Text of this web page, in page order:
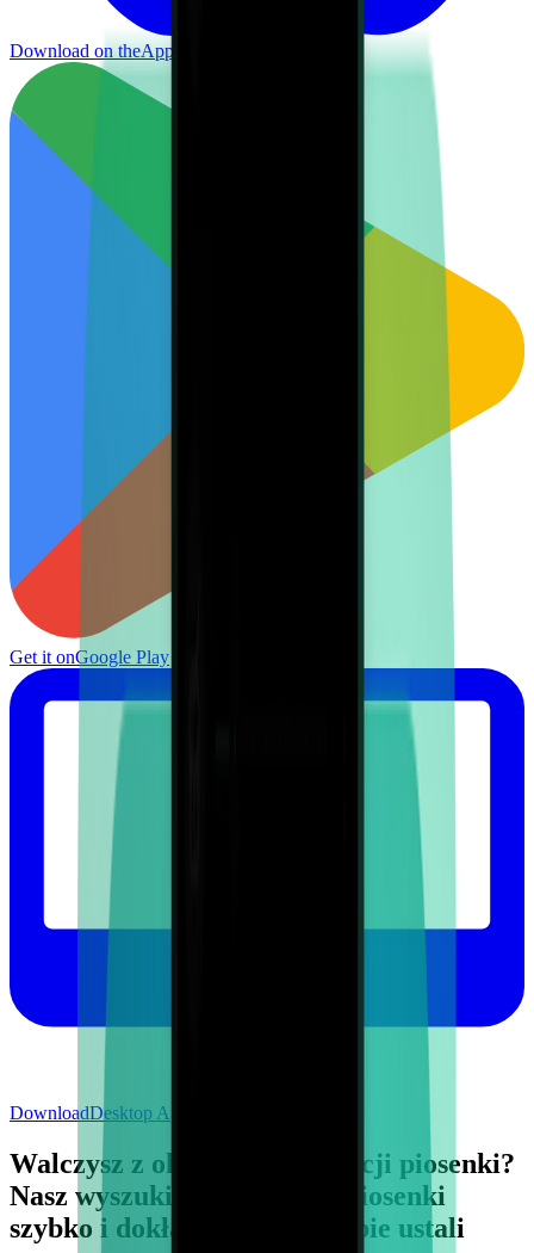
Download on theApp Store
Get it onGoogle Play
DownloadDesktop App
Walczysz z określeniem tonacji piosenki?
Nasz wyszukiwarka klucza piosenki
szybko i dokładnie to dla ciebie ustali